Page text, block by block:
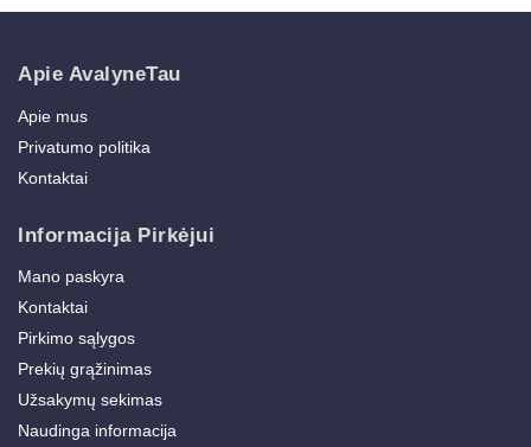
Apie AvalyneTau
Apie mus
Privatumo politika
Kontaktai
Informacija Pirkėjui
Mano paskyra
Kontaktai
Pirkimo sąlygos
Prekių grąžinimas
Užsakymų sekimas
Naudinga informacija